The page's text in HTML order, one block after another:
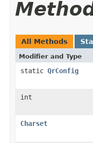
All Methods
Modifier and Type
static QrConfig
int
Charset